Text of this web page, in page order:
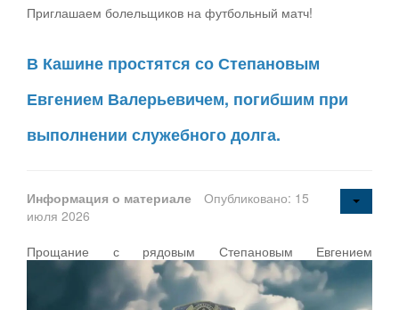
Приглашаем болельщиков на футбольный матч!
В Кашине простятся со Степановым
Евгением Валерьевичем, погибшим при
выполнении служебного долга.
Информация о материале
Опубликовано: 15
июля 2026
Прощание с рядовым Степановым Евгением